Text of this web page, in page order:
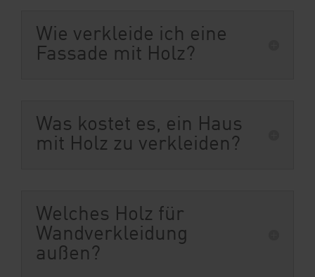
Wie verkleide ich eine
Fassade mit Holz?
Was kostet es, ein Haus
mit Holz zu verkleiden?
Welches Holz für
Wandverkleidung
außen?